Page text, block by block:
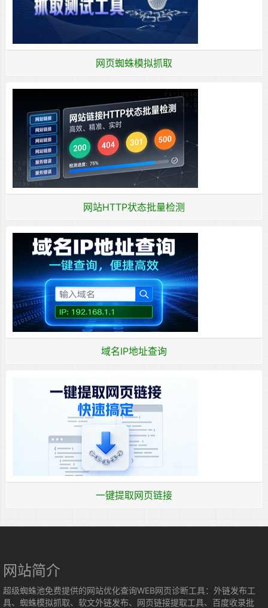
网页蜘蛛模拟抓取
网站HTTP状态批量检测
域名IP地址查询
一键提取网页链接
网站简介
超级蜘蛛池免费提供的网站优化查询WEB网页诊断工具：外链发布工
具、蜘蛛模拟抓取、软文外链发布、网页链接提取工具、百度收录批